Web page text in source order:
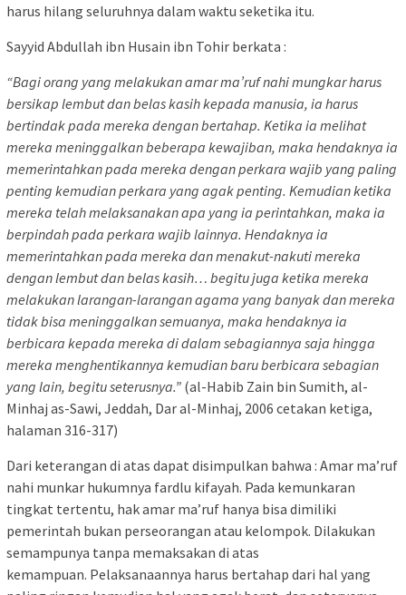
harus hilang seluruhnya dalam waktu seketika itu.
Sayyid Abdullah ibn Husain ibn Tohir berkata :
“Bagi orang yang melakukan amar ma’ruf nahi mungkar harus
bersikap lembut dan belas kasih kepada manusia, ia harus
bertindak pada mereka dengan bertahap. Ketika ia melihat
mereka meninggalkan beberapa kewajiban, maka hendaknya ia
memerintahkan pada mereka dengan perkara wajib yang paling
penting kemudian perkara yang agak penting. Kemudian ketika
mereka telah melaksanakan apa yang ia perintahkan, maka ia
berpindah pada perkara wajib lainnya. Hendaknya ia
memerintahkan pada mereka dan menakut-nakuti mereka
dengan lembut dan belas kasih… begitu juga ketika mereka
melakukan larangan-larangan agama yang banyak dan mereka
tidak bisa meninggalkan semuanya, maka hendaknya ia
berbicara kepada mereka di dalam sebagiannya saja hingga
mereka menghentikannya kemudian baru berbicara sebagian
yang lain, begitu seterusnya.” (al-Habib Zain bin Sumith, al-
Minhaj as-Sawi, Jeddah, Dar al-Minhaj, 2006 cetakan ketiga,
halaman 316-317)
Dari keterangan di atas dapat disimpulkan bahwa : Amar ma’ruf
nahi munkar hukumnya fardlu kifayah. Pada kemunkaran
tingkat tertentu, hak amar ma’ruf hanya bisa dimiliki
pemerintah bukan perseorangan atau kelompok. Dilakukan
semampunya tanpa memaksakan di atas
kemampuan. Pelaksanaannya harus bertahap dari hal yang